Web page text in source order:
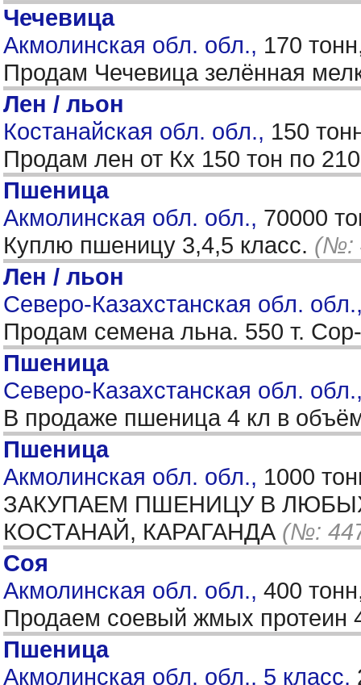
Чечевица
Акмолинская обл. обл., 170
Продам Чечевица зелённая
Лен / льон
Костанайская обл. обл., 150
Продам лен от Кх 150 тон по
Пшеница
Акмолинская обл. обл., 70000
Куплю пшеницу 3,4,5 класс. (№:
Лен / льон
Северо-Казахстанская обл.
Продам семена льна. 550 т.
Пшеница
Северо-Казахстанская обл.
В продаже пшеница 4 кл в
Пшеница
Акмолинская обл. обл., 1000
ЗАКУПАЕМ ПШЕНИЦУ В
КОСТАНАЙ, КАРАГАНДА (№:
Соя
Акмолинская обл. обл., 400
Продаем соевый жмых протеин
Пшеница
Акмолинская обл. обл., 5 класс,